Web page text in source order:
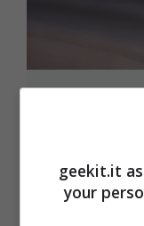
storico da
geekit.it
your